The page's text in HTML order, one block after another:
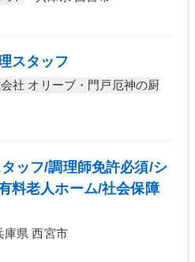
スタッフ
社 オリーブ・門戸厄神の厨
タッフ/調理師免許必須/シ
料老人ホーム/社会保障
庫県 西宮市